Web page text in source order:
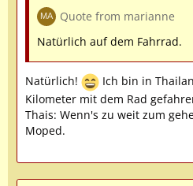
Quote from marianne
Natürlich auf dem Fahrrad.
Natürlich!
Ich bin in
Kilometer mit dem Rad
Thais: Wenn's zu weit zum
Moped.